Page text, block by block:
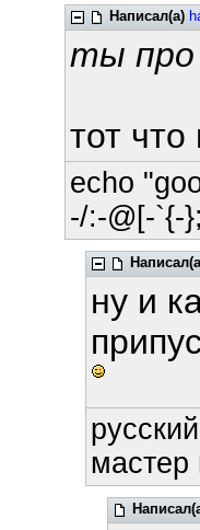
Написал(а)
ты
тот
echo
-/:-@[-`{-
ну и
мастер